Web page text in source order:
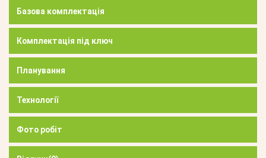
Базова комплектація
Комплектація під ключ
Планування
Технології
Фото робіт